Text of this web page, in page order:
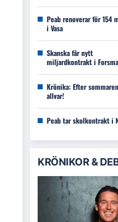
Peab renoverar för 154
i Vasa
Skanska får nytt
miljardkontrakt i
Krönika: Efter
allvar!
Peab tar skolkontrakt i
KRÖNIKOR &